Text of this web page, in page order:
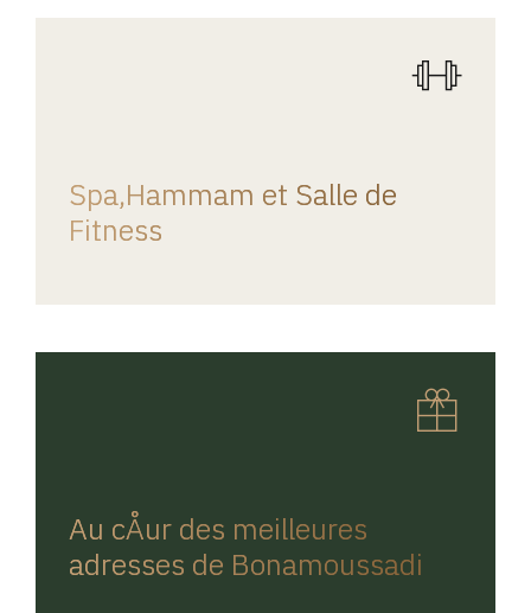
Spa,Hammam et Salle de
Fitness
Au cÅur des meilleures
adresses de Bonamoussadi